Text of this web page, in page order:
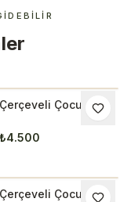
Çocuk
Tablo Seti 3002
₺4.500
Çocuk